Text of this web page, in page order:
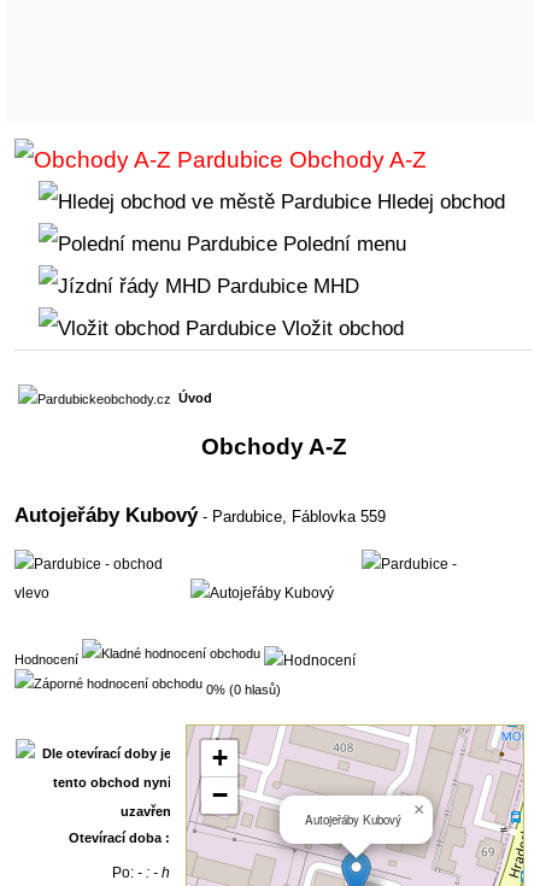
Obchody A-Z
Hledej obchod
Polední menu
MHD
Vložit obchod
Úvod
Obchody A-Z
Autojeřáby Kubový- Pardubice, Fáblovka 559
Hodnocení
0% (0 hlasů)
Otevírací doba :
Po:- : - h
Autojeřáby Kubový ×
+
−